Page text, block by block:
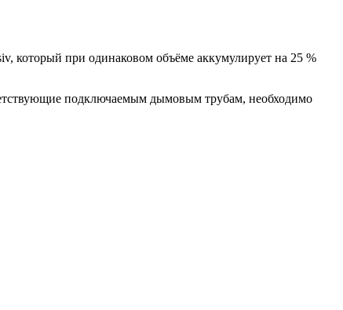
который при одинаковом объёме аккумулирует на 25 %
подключаемым дымовым трубам, необходимо